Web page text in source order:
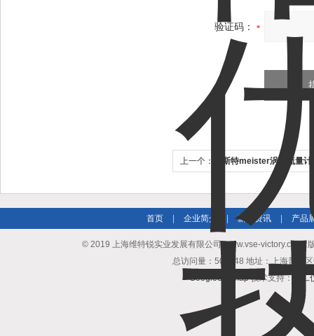
验证码：
上一个： 麦斯特meister涡轮流量
首页 企业简介 新闻资讯 产品
© 2019 上海维特锐实业发展有限公司(www.vse-victory.com)
总访问量：508948 地址：上海普陀
GoogleSitemap技术支持： 化